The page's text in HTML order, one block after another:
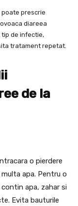
poate prescrie
diareea
de infectie,
tratament repetat.
de la
o pierdere
apa. Pentru o
contin apa, zahar si
Evita bauturile